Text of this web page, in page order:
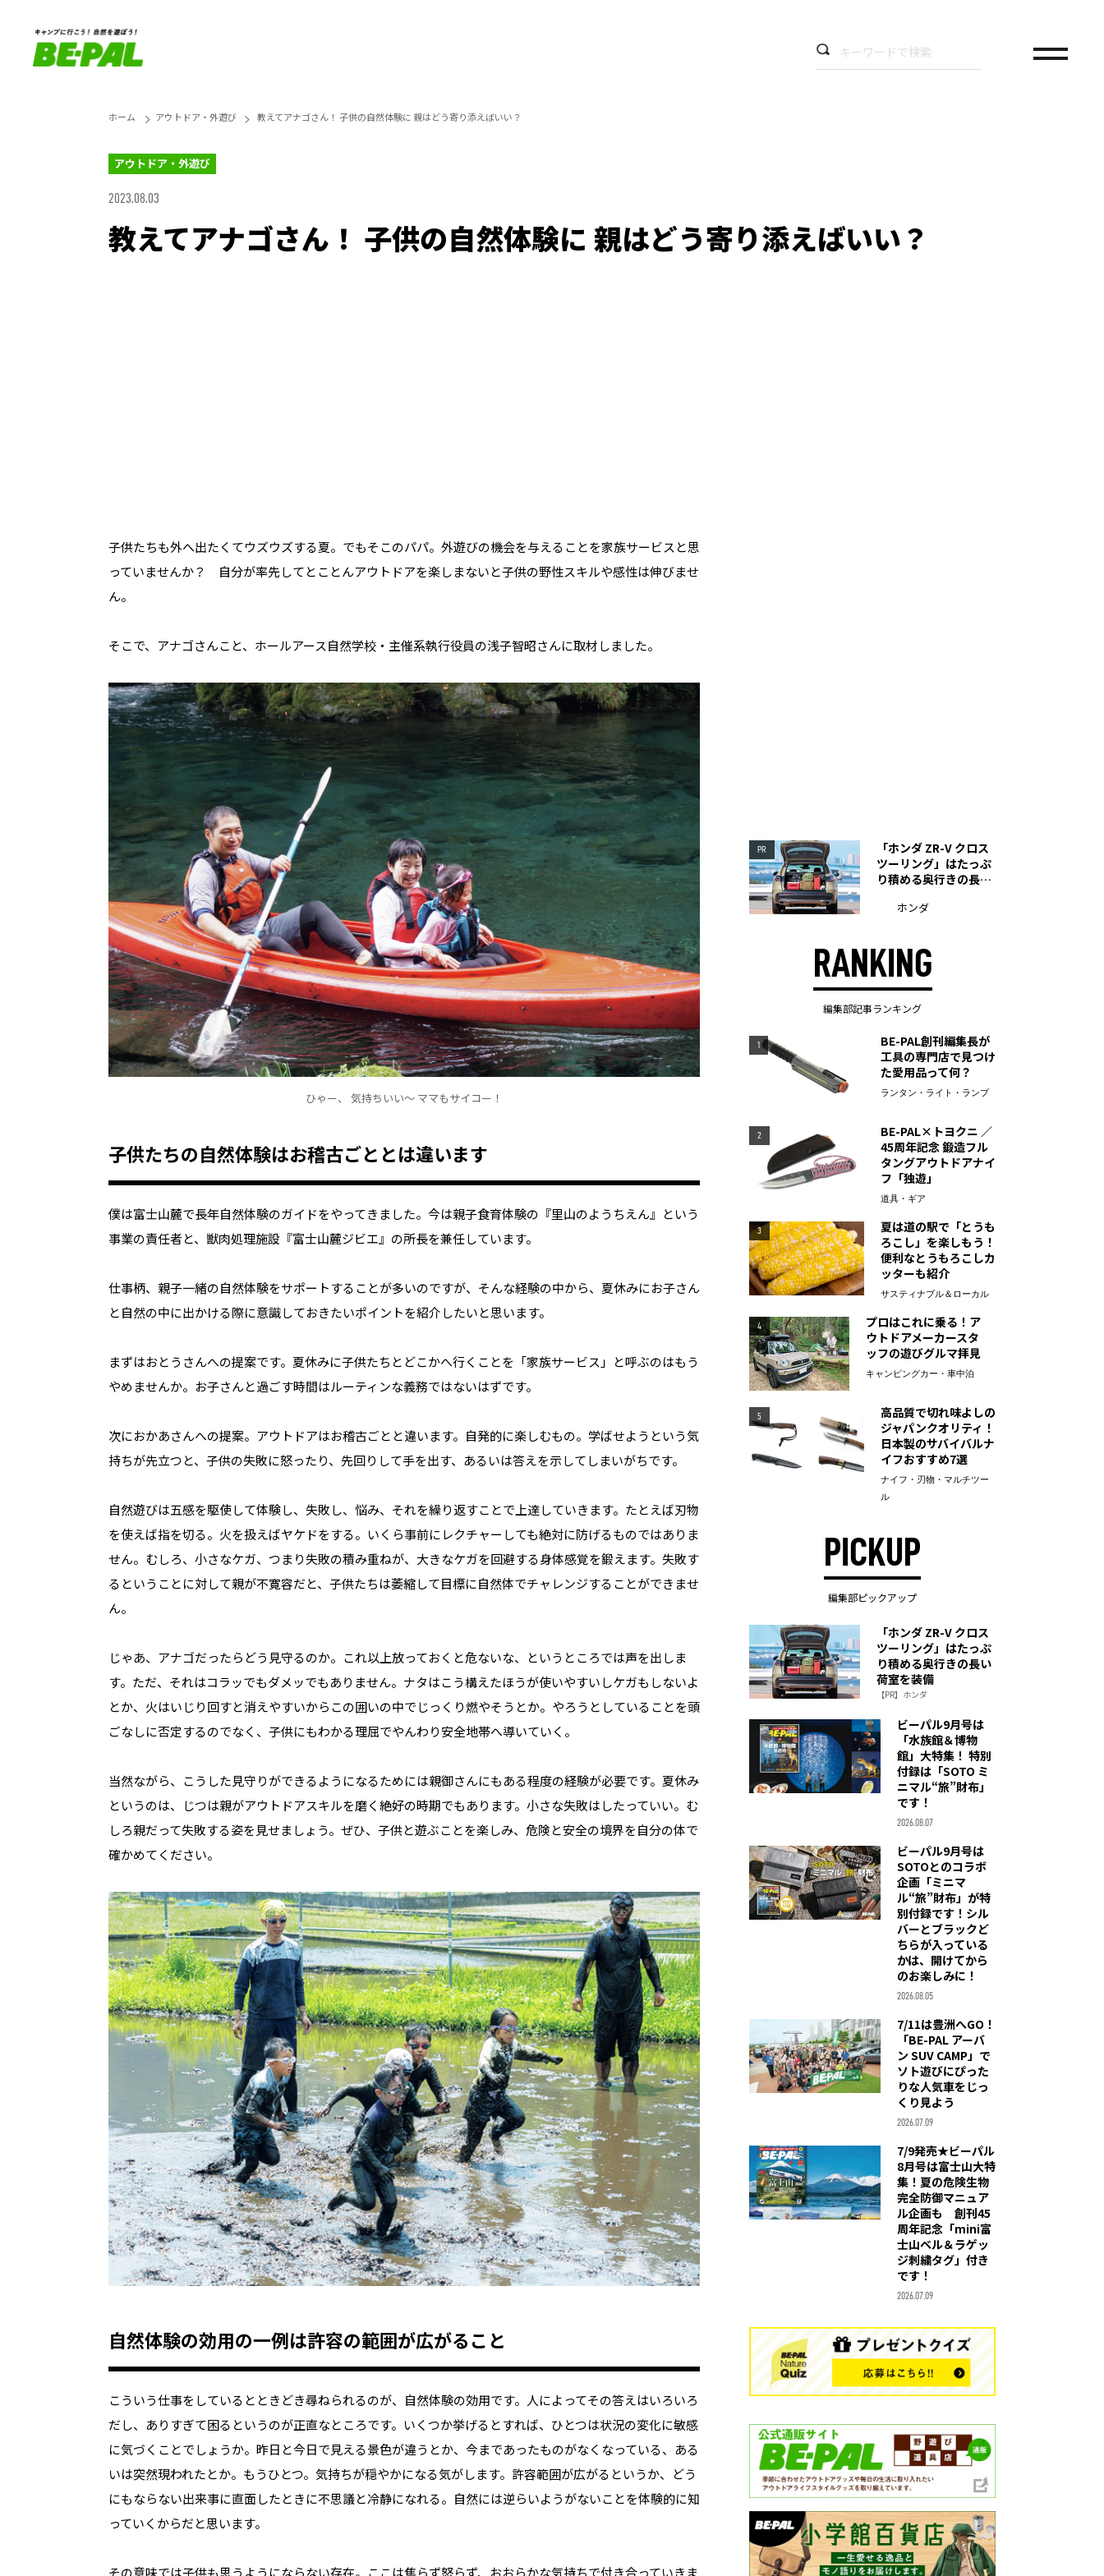
ホーム アウトドア・外遊び 教えてアナゴさん！ 子供の自然体験に 親はどう寄り添えばいい？
アウトドア・外遊び
2023.08.03
教えてアナゴさん！ 子供の自然体験に 親はどう寄り添えばいい？
子供たちも外へ出たくてウズウズする夏。でもそこのパパ。外遊びの機会を与えることを家族サービスと思
っていませんか？ 自分が率先してとことんアウトドアを楽しまないと子供の野性スキルや感性は伸びませ
ん。
そこで、アナゴさんこと、ホールアース自然学校・主催系執行役員の浅子智昭さんに取材しました。
ひゃー、 気持ちいい〜 ママもサイコー！
子供たちの自然体験はお稽古ごととは違います
僕は富士山麓で長年自然体験のガイドをやってきました。今は親子食育体験の『里山のようちえん』という
事業の責任者と、獣肉処理施設『富士山麓ジビエ』の所長を兼任しています。
仕事柄、親子一緒の自然体験をサポートすることが多いのですが、そんな経験の中から、夏休みにお子さん
と自然の中に出かける際に意識しておきたいポイントを紹介したいと思います。
まずはおとうさんへの提案です。夏休みに子供たちとどこかへ行くことを「家族サービス」と呼ぶのはもう
やめませんか。お子さんと過ごす時間はルーティンな義務ではないはずです。
次におかあさんへの提案。アウトドアはお稽古ごとと違います。自発的に楽しむもの。学ばせようという気
持ちが先立つと、子供の失敗に怒ったり、先回りして手を出す、あるいは答えを示してしまいがちです。
自然遊びは五感を駆使して体験し、失敗し、悩み、それを繰り返すことで上達していきます。たとえば刃物
を使えば指を切る。火を扱えばヤケドをする。いくら事前にレクチャーしても絶対に防げるものではありま
せん。むしろ、小さなケガ、つまり失敗の積み重ねが、大きなケガを回避する身体感覚を鍛えます。失敗す
るということに対して親が不寛容だと、子供たちは萎縮して目標に自然体でチャレンジすることができませ
ん。
じゃあ、アナゴだったらどう見守るのか。これ以上放っておくと危ないな、というところでは声を出しま
す。ただ、それはコラッでもダメッでもありません。ナタはこう構えたほうが使いやすいしケガもしないよ
とか、火はいじり回すと消えやすいからこの囲いの中でじっくり燃やそうとか。やろうとしていることを頭
ごなしに否定するのでなく、子供にもわかる理屈でやんわり安全地帯へ導いていく。
当然ながら、こうした見守りができるようになるためには親御さんにもある程度の経験が必要です。夏休み
というのは、じつは親がアウトドアスキルを磨く絶好の時期でもあります。小さな失敗はしたっていい。む
しろ親だって失敗する姿を見せましょう。ぜひ、子供と遊ぶことを楽しみ、危険と安全の境界を自分の体で
確かめてください。
自然体験の効用の一例は許容の範囲が広がること
こういう仕事をしているとときどき尋ねられるのが、自然体験の効用です。人によってその答えはいろいろ
だし、ありすぎて困るというのが正直なところです。いくつか挙げるとすれば、ひとつは状況の変化に敏感
に気づくことでしょうか。昨日と今日で見える景色が違うとか、今まであったものがなくなっている、ある
いは突然現われたとか。もうひとつ。気持ちが穏やかになる気がします。許容範囲が広がるというか、どう
にもならない出来事に直面したときに不思議と冷静になれる。自然には逆らいようがないことを体験的に知
っていくからだと思います。
その意味では子供も思うようにならない存在。ここは焦らず怒らず、おおらかな気持ちで付き合っていきま
PR
「ホンダ ZR-V クロス
ツーリング」はたっぷ
り積める奥行きの長い
ホンダ
RANKING
編集部記事ランキング
1
BE-PAL創刊編集長が
工具の専門店で見つけ
た愛用品って何？
ランタン・ライト・ランプ
2
BE-PAL×トヨクニ ／
45周年記念 鍛造フル
タングアウトドアナイ
フ「独遊」
道具・ギア
3
夏は道の駅で「とうも
ろこし」を楽しもう！
便利なとうもろこしカ
ッターも紹介
サスティナブル＆ローカル
4
プロはこれに乗る！ア
ウトドアメーカースタ
ッフの遊びグルマ拝見
キャンピングカー・車中泊
5
高品質で切れ味よしの
ジャパンクオリティ！
日本製のサバイバルナ
イフおすすめ7選
ナイフ・刃物・マルチツー
ル
PICKUP
編集部ピックアップ
「ホンダ ZR-V クロス
ツーリング」はたっぷ
り積める奥行きの長い
荷室を装備
【PR】ホンダ
ビーパル9月号は
「水族館＆博物
館」大特集！ 特別
付録は「SOTO ミ
ニマル“旅”財布」
です！
2026.08.07
ビーパル9月号は
SOTOとのコラボ
企画「ミニマ
ル“旅”財布」が特
別付録です！シル
バーとブラックど
ちらが入っている
かは、開けてから
のお楽しみに！
2026.08.05
7/11は豊洲へGO！
「BE-PAL アーバ
ン SUV CAMP」で
ソト遊びにぴった
りな人気車をじっ
くり見よう
2026.07.09
7/9発売★ビーパル
8月号は富士山大特
集！夏の危険生物
完全防御マニュア
ル企画も 創刊45
周年記念「mini富
士山ベル＆ラゲッ
ジ刺繍タグ」付き
です！
2026.07.09